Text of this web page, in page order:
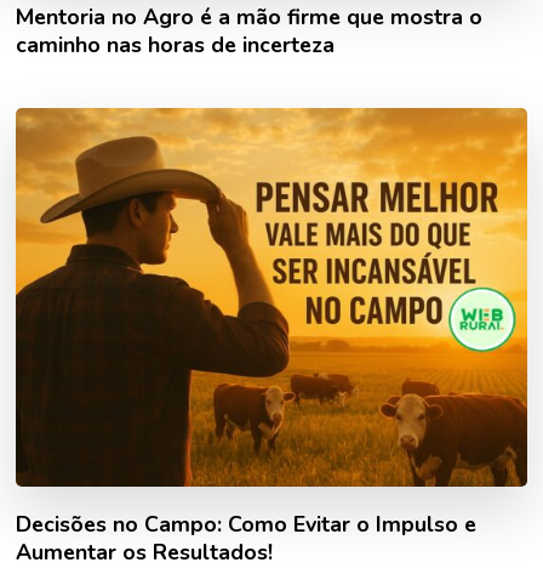
Mentoria no Agro é a mão firme que mostra o
caminho nas horas de incerteza
Decisões no Campo: Como Evitar o Impulso e
Aumentar os Resultados!